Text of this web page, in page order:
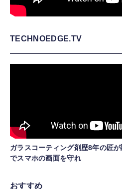
TECHNOEDGE.TV
ガラスコーティング剤歴8年の匠
でスマホの画面を守れ
おすすめ